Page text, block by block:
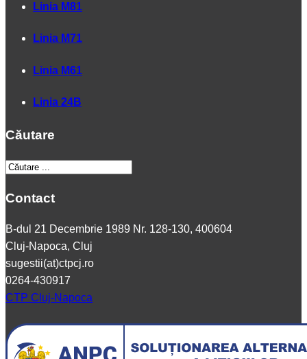
Linia M81
Linia M71
Linia M61
Linia 24B
Căutare
Contact
B-dul 21 Decembrie 1989 Nr. 128-130, 400604
Cluj-Napoca, Cluj
sugestii(at)ctpcj.ro
0264-430917
CTP Cluj-Napoca